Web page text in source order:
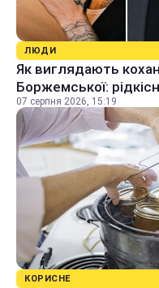
ЛЮДИ
Як виглядають
Боржемської:
07 серпня 2026, 15:19
КОРИСНЕ